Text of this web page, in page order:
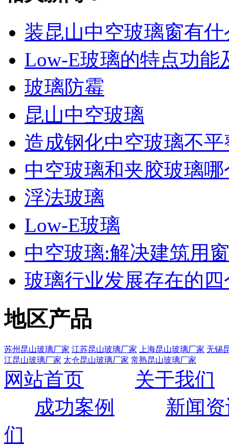
装昆山中空玻璃窗有
Low-E玻璃的特点功能
玻璃防霉
昆山中空玻璃
造成钢化中空玻璃不
中空玻璃和夹胶玻璃哪
浮法玻璃
Low-E玻璃
中空玻璃:解决建筑用
玻璃行业发展存在的
地区产品
苏州昆山玻璃厂家 江苏昆山玻璃厂家 上海昆山玻璃厂家 无锡
江昆山玻璃厂家 太仓昆山玻璃厂家 常熟昆山玻璃厂家
网站首页
关于我们
成功案例
新闻
们